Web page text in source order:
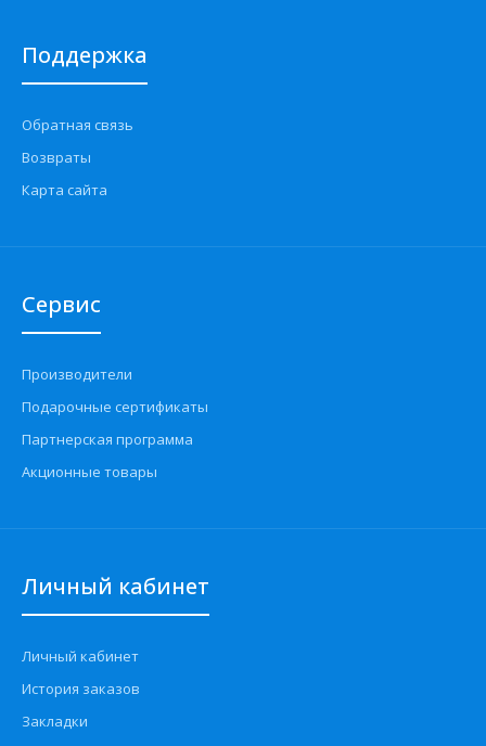
Поддержка
Обратная связь
Возвраты
Карта сайта
Сервис
Производители
Подарочные сертификаты
Партнерская программа
Акционные товары
Личный кабинет
Личный кабинет
История заказов
Закладки